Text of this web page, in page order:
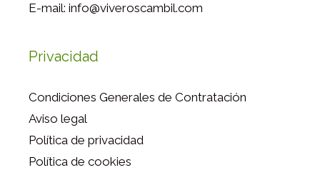
E-mail: info@viveroscambil.com
Privacidad
Condiciones Generales de Contratación
Aviso legal
Política de privacidad
Política de cookies